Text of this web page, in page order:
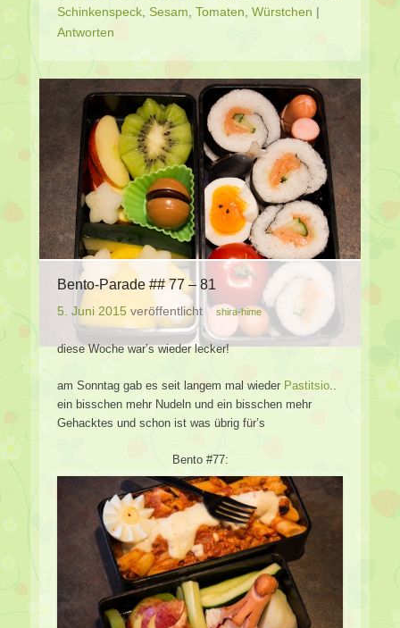
Schinkenspeck, Sesam, Tomaten, Würstchen |
Antworten
Bento-Parade ## 77 – 81
5. Juni 2015 veröffentlicht shira-hime
diese Woche war’s wieder lecker!
am Sonntag gab es seit langem mal wieder Pastitsio..
ein bisschen mehr Nudeln und ein bisschen mehr
Gehacktes und schon ist was übrig für’s
Bento #77: